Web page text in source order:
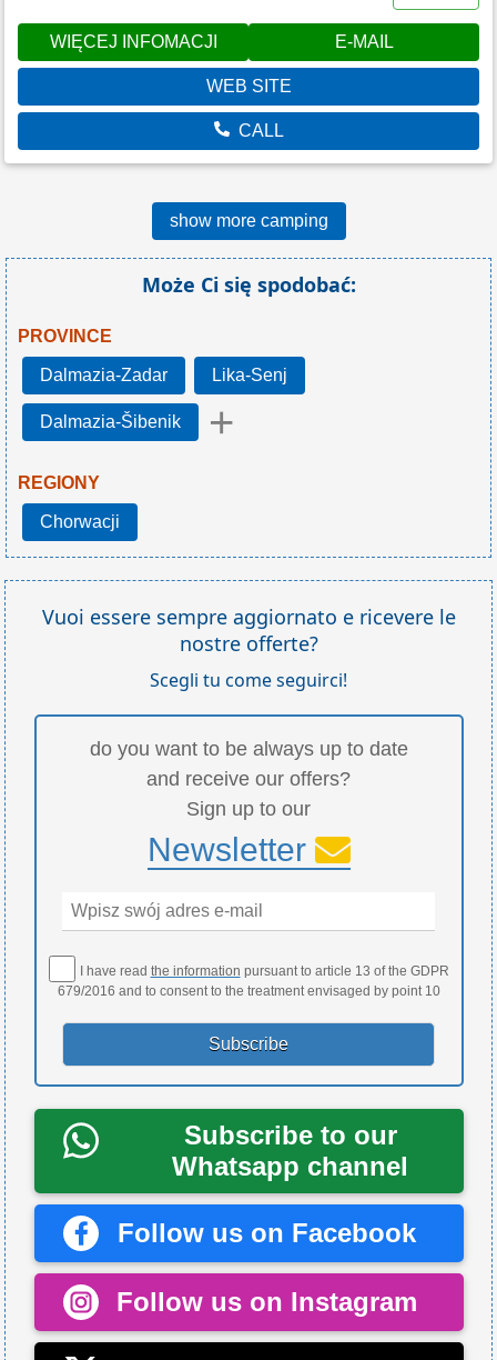
WIĘCEJ INFOMACJI E-MAIL
WEB SITE
CALL
show more camping
Może Ci się spodobać:
PROVINCE
Dalmazia-Zadar Lika-Senj
Dalmazia-Šibenik +
REGIONY
Chorwacji
Vuoi essere sempre aggiornato e ricevere le
nostre offerte?
Scegli tu come seguirci!
do you want to be always up to date
and receive our offers?
Sign up to our
Newsletter
I have read the information pursuant to article 13 of the GDPR
679/2016 and to consent to the treatment envisaged by point 10
Subscribe to our
Whatsapp channel
Follow us on Facebook
Follow us on Instagram